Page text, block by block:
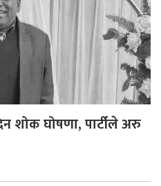
शोक घोषणा, पार्टीले अरु